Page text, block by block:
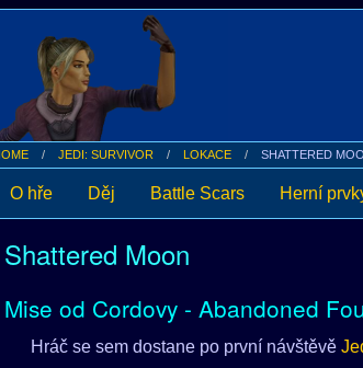
JEDI: SURVIVOR LOKACE SHATTERED
O hře Děj Battle Scars Herní
Shattered Moon
Mise od Cordovy - Abandoned
Hráč se sem dostane po první návštěvě